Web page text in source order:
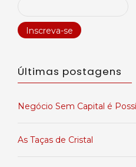
Últimas postagens
Negócio Sem Capital é
As Taças de Cristal